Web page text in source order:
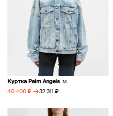
Куртка Palm Angels M
40 400 ₽ → 32 311 ₽